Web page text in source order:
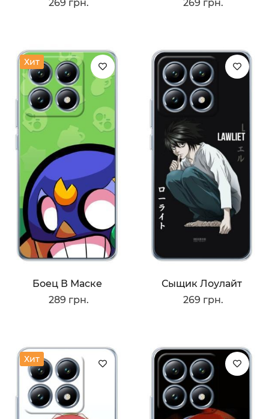
269 грн. 269 грн.
Хит
Боец В Маске
289 грн.
Сыщик Лоулайт
269 грн.
Хит